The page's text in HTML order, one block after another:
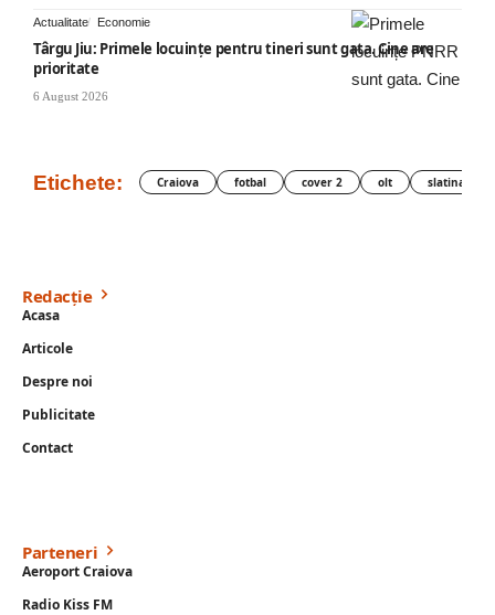
Actualitate Economie
Târgu Jiu: Primele locuințe pentru tineri sunt gata. Cine are
prioritate
6 August 2026
Etichete: Craiova fotbal cover 2 olt slatina
Redacție
Acasa
Articole
Despre noi
Publicitate
Contact
Parteneri
Aeroport Craiova
Radio Kiss FM